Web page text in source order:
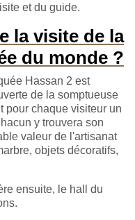
et du guide.
la visite de la
du monde ?
Hassan 2 est
de la somptueuse
pour chaque visiteur un
y trouvera son
valeur de l'artisanat
objets décoratifs,
ensuite, le hall du